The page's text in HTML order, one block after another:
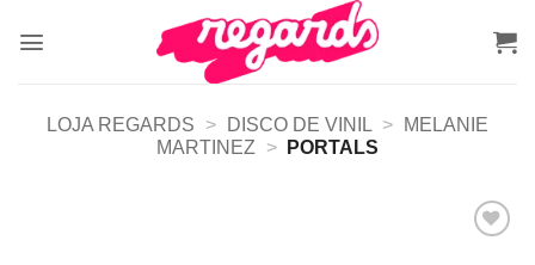
LOJA REGARDS > DISCO DE VINIL >
MELANIE
MARTINEZ
> PORTALS